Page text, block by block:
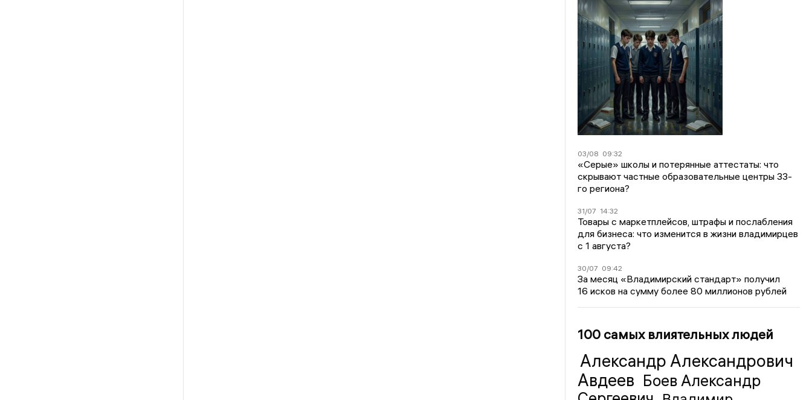
03/08 09:32
«Серые» школы и потерянные аттестаты: что
скрывают частные образовательные центры 33-
го региона?
31/07 14:32
Товары с маркетплейсов, штрафы и послабления
для бизнеса: что изменится в жизни владимирцев
с 1 августа?
30/07 09:42
За месяц «Владимирский стандарт» получил
16 исков на сумму более 80 миллионов рублей
100 самых влиятельных людей
Александр Александрович
Авдеев Боев Александр